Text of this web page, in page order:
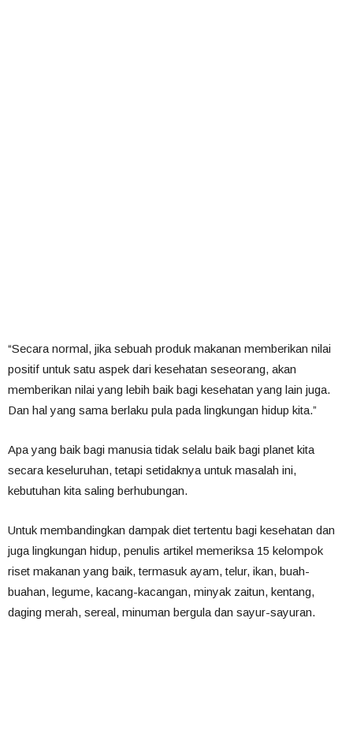
“Secara normal, jika sebuah produk makanan memberikan nilai
positif untuk satu aspek dari kesehatan seseorang, akan
memberikan nilai yang lebih baik bagi kesehatan yang lain juga.
Dan hal yang sama berlaku pula pada lingkungan hidup kita.”
Apa yang baik bagi manusia tidak selalu baik bagi planet kita
secara keseluruhan, tetapi setidaknya untuk masalah ini,
kebutuhan kita saling berhubungan.
Untuk membandingkan dampak diet tertentu bagi kesehatan dan
juga lingkungan hidup, penulis artikel memeriksa 15 kelompok
riset makanan yang baik, termasuk ayam, telur, ikan, buah-
buahan, legume, kacang-kacangan, minyak zaitun, kentang,
daging merah, sereal, minuman bergula dan sayur-sayuran.